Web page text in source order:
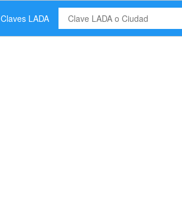
Claves LADA